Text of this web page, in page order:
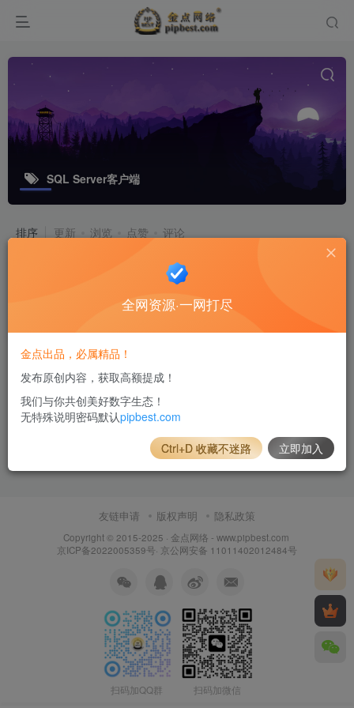
SQL Server客户端
排序 更新 浏览 点赞 评论
小巧强大的截图&录屏软件 |
FastStone Capture v11.2 中文破解绿
色便携版
软件工具
友链申请 版权声明 隐私政策
Copyright © 2015-2025 · 金点网络 - www.pipbest.com
京ICP备2022005359号· 京公网安备 11011402012484号
扫码加QQ群 扫码加微信
全网资源·一网打尽
金点出品，必属精品！
发布原创内容，获取高额提成！
我们与你共创美好数字生态！
无特殊说明密码默认pipbest.com
Ctrl+D 收藏不迷路 立即加入